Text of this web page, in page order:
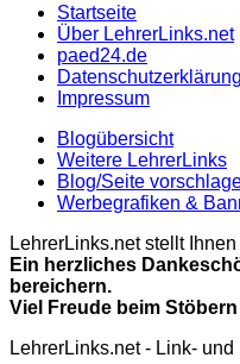
Startseite
Über LehrerLinks.net
paed24.de
Datenschutzerklärung
Impressum
Blogübersicht
Weitere LehrerLinks
Blog/Seite
Werbegrafiken &
LehrerLinks.net stellt
Ein herzliches
bereichern.
Viel Freude beim
LehrerLinks.net - Link-